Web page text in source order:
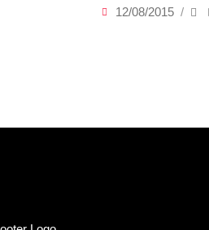
12/08/2015